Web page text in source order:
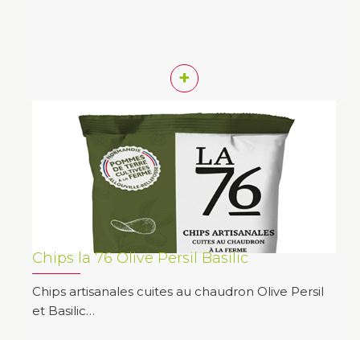
+
Chips la 76 Olive Persil Basilic
Chips artisanales cuites au chaudron Olive Persil
et Basilic…